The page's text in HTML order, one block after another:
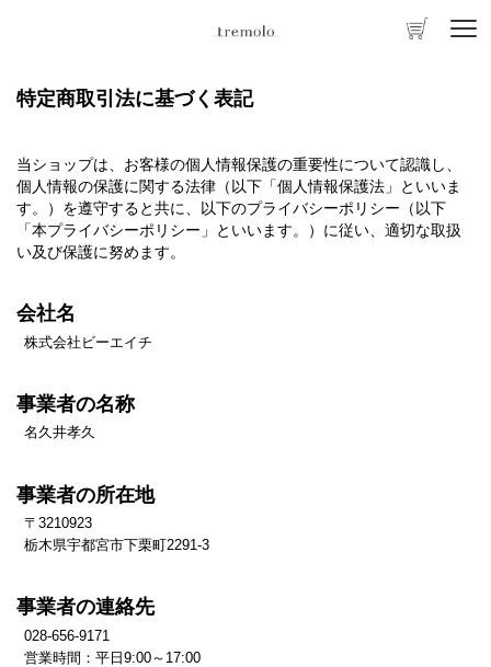
特定商取引法に基づく表記
当ショップは、お客様の個人情報保護の重要性について認識し、
個人情報の保護に関する法律（以下「個人情報保護法」といいま
す。）を遵守すると共に、以下のプライバシーポリシー（以下
「本プライバシーポリシー」といいます。）に従い、適切な取扱
い及び保護に努めます。
会社名
株式会社ビーエイチ
事業者の名称
名久井孝久
事業者の所在地
〒3210923
栃木県宇都宮市下栗町2291-3
事業者の連絡先
028-656-9171
営業時間：平日9:00～17:00